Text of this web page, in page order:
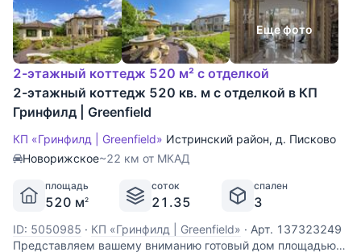
Еще фото
2-этажный коттедж 520 м² с отделкой
2-этажный коттедж 520 кв. м с отделкой в КП
Гринфилд | Greenfield
КП «Гринфилд | Greenfield» Истринский район, д. Писково
Новорижское~22 км от МКАД
площадь
520 м2
соток
21.35
спален
3
ID: 5050985 · КП «Гринфилд | Greenfield» · Арт. 137323249
Представляем вашему вниманию готовый дом площадью